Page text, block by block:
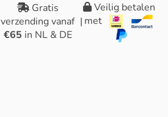
Gratis
verzending vanaf
€65 in NL & DE
|
Veilig betalen
met